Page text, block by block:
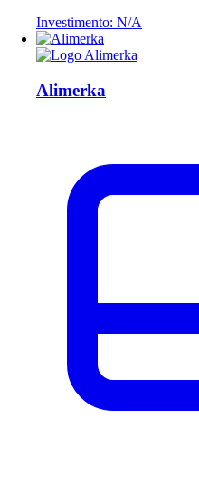
Investimento: N/A
Alimerka